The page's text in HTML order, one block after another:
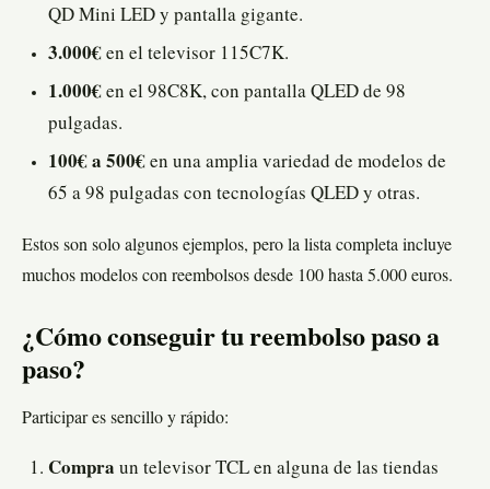
QD Mini LED y pantalla gigante.
3.000€ en el televisor 115C7K.
1.000€ en el 98C8K, con pantalla QLED de 98
pulgadas.
100€ a 500€ en una amplia variedad de modelos de
65 a 98 pulgadas con tecnologías QLED y otras.
Estos son solo algunos ejemplos, pero la lista completa incluye
muchos modelos con reembolsos desde 100 hasta 5.000 euros.
¿Cómo conseguir tu reembolso paso a
paso?
Participar es sencillo y rápido:
Compra un televisor TCL en alguna de las tiendas